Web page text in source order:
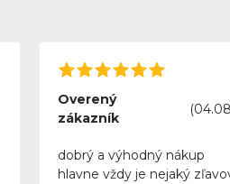
Overený
zákazník
dobrý a výhodný nákup
hlavne vždy je nejaký